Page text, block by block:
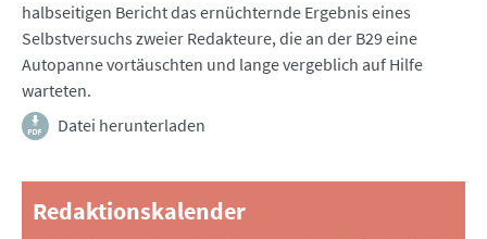
halbseitigen Bericht das ernüchternde Ergebnis eines
Selbstversuchs zweier Redakteure, die an der B29 eine
Autopanne vortäuschten und lange vergeblich auf Hilfe
warteten.
Datei herunterladen
Redaktionskalender